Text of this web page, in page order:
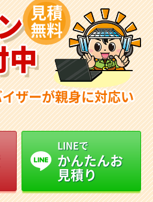
中
見積
無料
ザーが親身に対応い
LINEで
かんたんお
見積り